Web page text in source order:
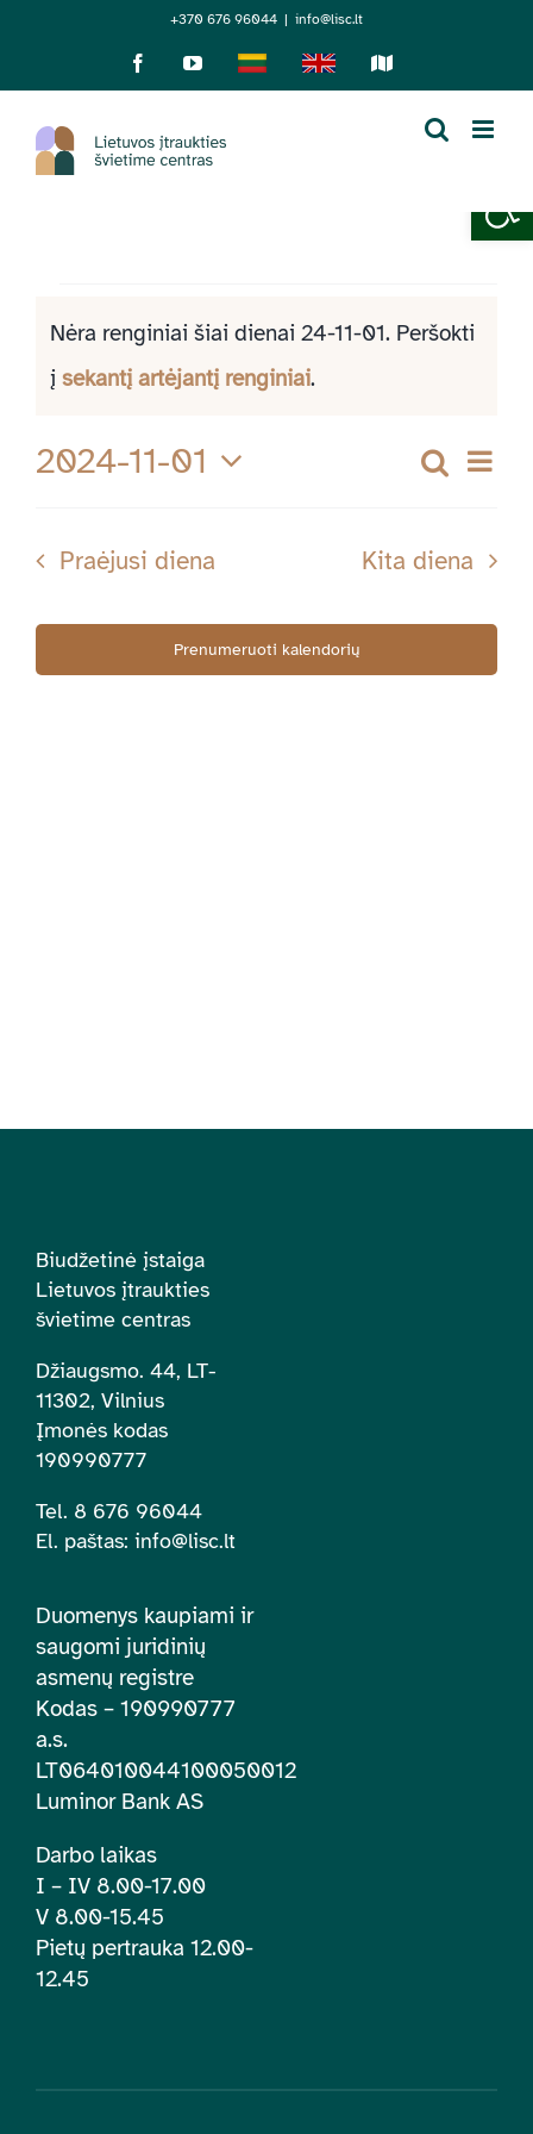
+370 676 96044 | info@lisc.lt
FacebookYouTubeLietuviškaiEnglish
Sensorinis
Renginiai
for
11-
01
Notice
Nėra renginiai šiai dienai 24-11-01. Peršokti
į sekantį artėjantį renginiai.
and
Views
Paieška
Diena
2024-11-01
datą
Praėjusi diena Kita diena
Prenumeruoti kalendorių
Biudžetinė įstaiga
Lietuvos įtraukties
švietime centras
Džiaugsmo. 44, LT-
11302, Vilnius
Įmonės kodas
190990777
Tel. 8 676 96044
El. paštas: info@lisc.lt
Duomenys kaupiami ir
saugomi juridinių
asmenų registre
Kodas – 190990777
a.s.
LT064010044100050012
Luminor Bank AS
Darbo laikas
I – IV 8.00-17.00
V 8.00-15.45
Pietų pertrauka 12.00-
12.45